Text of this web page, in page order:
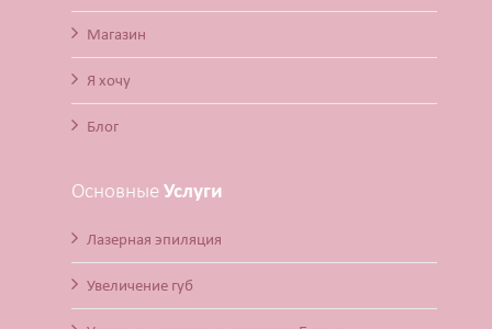
Магазин
Я хочу
Блог
Основные Услуги
Лазерная эпиляция
Увеличение губ